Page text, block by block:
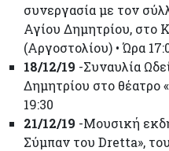
συνεργασία με τον
Αγίου Δημητρίου, στο
(Αργοστολίου) • Ώρα
18/12/19 -Συναυλία
Δημητρίου στο θέατρο
19:30
21/12/19 -Μουσική
Σύμπαν του Dretta»,